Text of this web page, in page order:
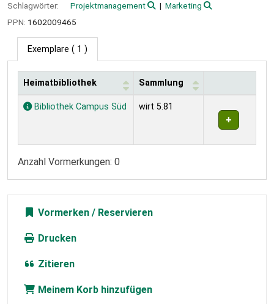
Schlagwörter:
Projektmanagement
Marketing
PPN: 1602009465
Exemplare ( 1 )
Exemplare
Heimatbibliothek Sammlung
Bibliothek Campus Süd wirt 5.81
Anzahl Vormerkungen: 0
Vormerken
Drucken
Zitieren
Meinem Korb hinzufügen